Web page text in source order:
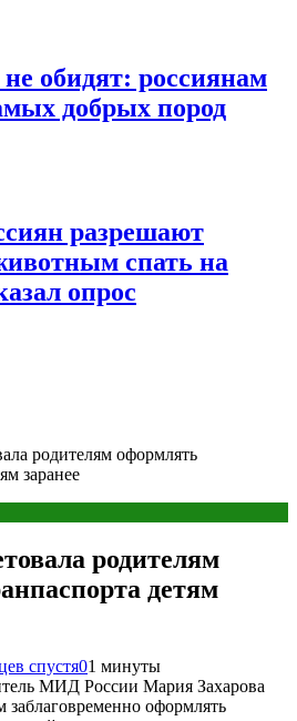
обидят: россиянам
добрых пород
разрешают
спать на
опрос
родителям оформлять
заранее
родителям
детям
спустя01 минуты
МИД России Мария Захарова
заблаговременно оформлять